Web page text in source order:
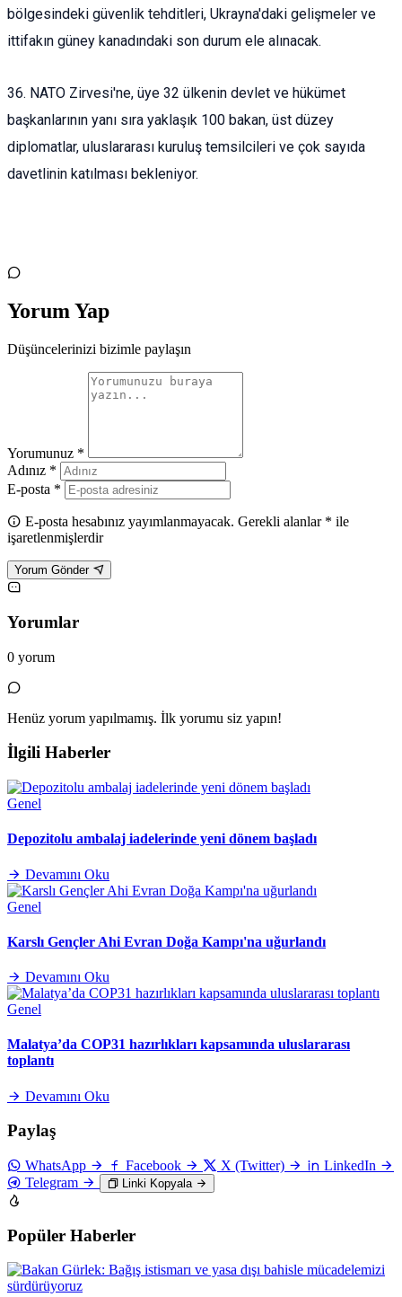
bölgesindeki güvenlik tehditleri, Ukrayna'daki gelişmeler ve
ittifakın güney kanadındaki son durum ele alınacak.
36. NATO Zirvesi'ne, üye 32 ülkenin devlet ve hükümet
başkanlarının yanı sıra yaklaşık 100 bakan, üst düzey
diplomatlar, uluslararası kuruluş temsilcileri ve çok sayıda
davetlinin katılması bekleniyor.
Yorum Yap
Düşüncelerinizi bizimle paylaşın
Yorumunuz *
Adınız *
E-posta *
E-posta hesabınız yayımlanmayacak. Gerekli alanlar * ile
işaretlenmişlerdir
Yorum Gönder
Yorumlar
0 yorum
Henüz yorum yapılmamış. İlk yorumu siz yapın!
İlgili Haberler
Genel
Depozitolu ambalaj iadelerinde yeni dönem başladı
Devamını Oku
Genel
Karslı Gençler Ahi Evran Doğa Kampı'na uğurlandı
Devamını Oku
Genel
Malatya’da COP31 hazırlıkları kapsamında uluslararası
toplantı
Devamını Oku
Paylaş
WhatsApp Facebook X (Twitter)
LinkedIn
Telegram
Linki Kopyala
Popüler Haberler